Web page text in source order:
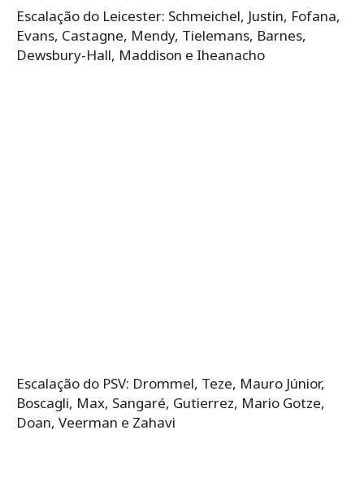
Escalação do Leicester: Schmeichel, Justin, Fofana,
Evans, Castagne, Mendy, Tielemans, Barnes,
Dewsbury-Hall, Maddison e Iheanacho
Escalação do PSV: Drommel, Teze, Mauro Júnior,
Boscagli, Max, Sangaré, Gutierrez, Mario Gotze,
Doan, Veerman e Zahavi